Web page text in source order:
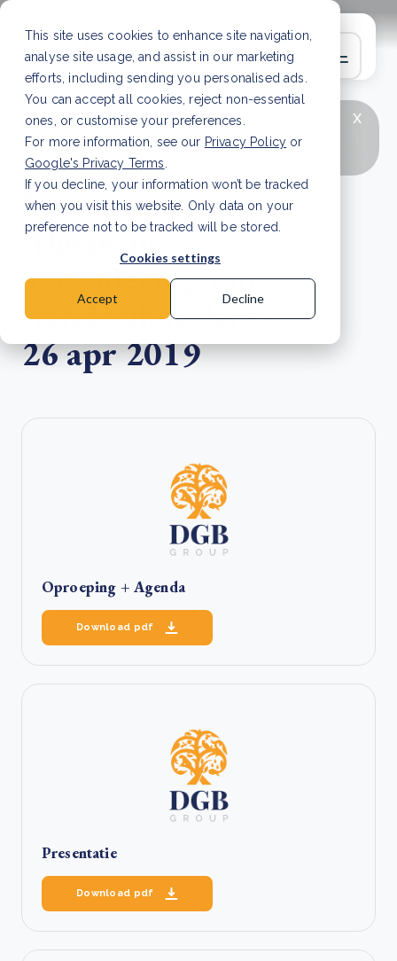
This site uses cookies to enhance site navigation,
analyse site usage, and assist in our marketing
efforts, including sending you personalised ads.
You can accept all cookies, reject non-essential
ones, or customise your preferences.
For more information, see our Privacy Policy or
Google's Privacy Terms
If you decline, your information won’t be tracked
when you visit this website. Only data on your
preference not to be tracked will be stored.
Cookies settings
Accept Decline
x
LAATSTE ARTIKEL
CSRD en uw positie als
leverancier: wat verandert er in 2026?Lees
artikel
Buitengewone
Algemene
Vergadering van
Aandeelhouders -
26 apr 2019
Oproeping + Agenda
Download pdf
Presentatie
Download pdf